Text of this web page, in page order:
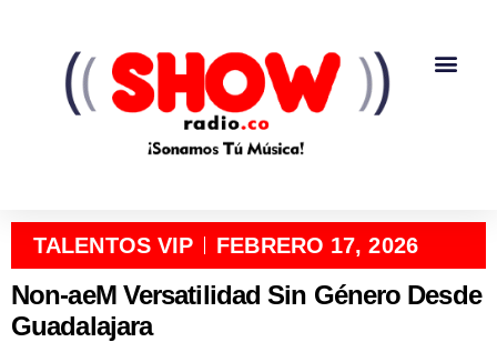
TALENTOS VIP FEBRERO 17, 2026
Non-aeM Versatilidad Sin Género Desde
Guadalajara